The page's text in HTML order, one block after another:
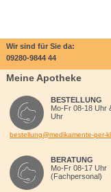
Wir sind für Sie da:
09280-9844 44
Meine Apotheke
BESTELLUNG
Mo-Fr 08-18 Uhr
Uhr
bestellung@medikamente-per-
BERATUNG
Mo-Fr 08-17 Uhr
(Fachpersonal)